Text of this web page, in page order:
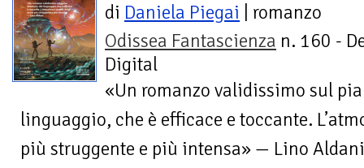
di Daniela Piegai | romanzo
Odissea Fantascienza n. 160 -
Digital
«Un romanzo validissimo sul
linguaggio, che è efficace e toccante.
più struggente e più intensa» — Lino Aldani